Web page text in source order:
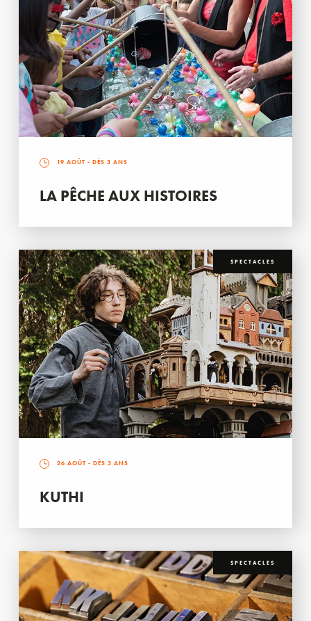
19 AOÛT - DÈS 3 ANS
LA PÊCHE AUX HISTOIRES
SPECTACLES
26 AOÛT - DÈS 3 ANS
KUTHI
SPECTACLES